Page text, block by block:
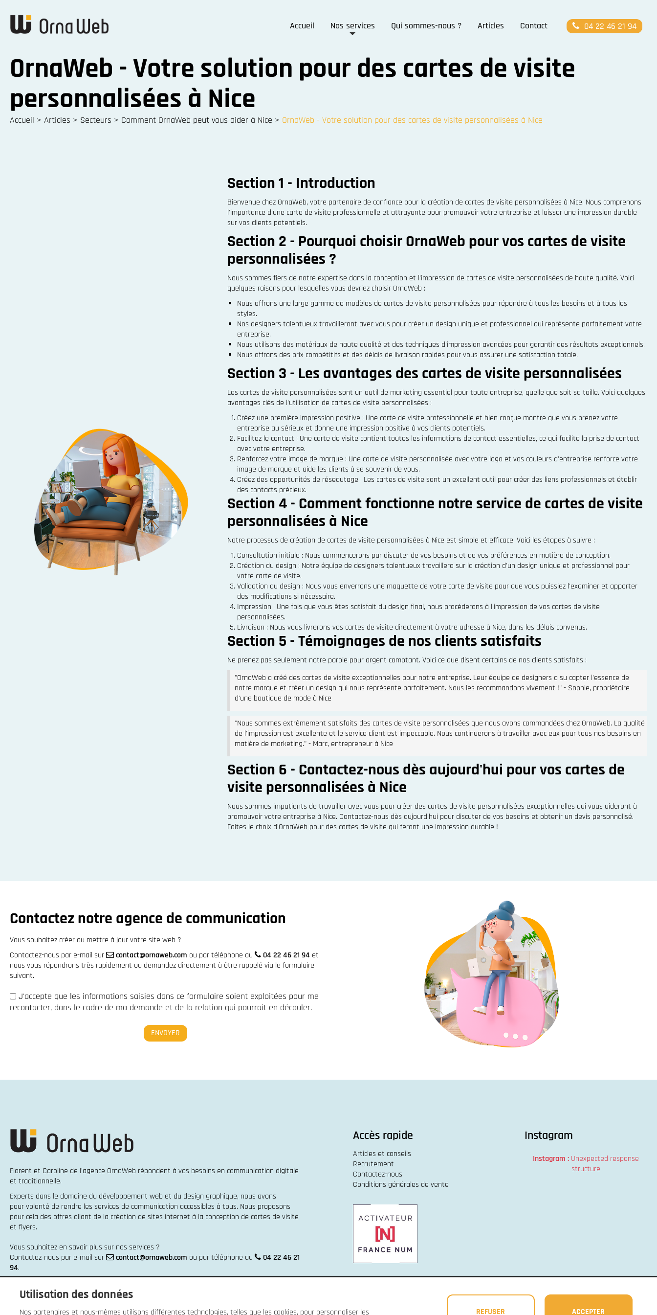
Accueil Nos services Qui sommes-nous ? Articles Contact 04 22 46 21 94
OrnaWeb - Votre solution pour des cartes de visite
personnalisées à Nice
Accueil > Articles > Secteurs > Comment OrnaWeb peut vous aider à Nice > OrnaWeb - Votre solution pour des cartes de visite personnalisées à Nice
Section 1 - Introduction
Bienvenue chez OrnaWeb, votre partenaire de confiance pour la création de cartes de visite personnalisées à Nice. Nous comprenons
l'importance d'une carte de visite professionnelle et attrayante pour promouvoir votre entreprise et laisser une impression durable
sur vos clients potentiels.
Section 2 - Pourquoi choisir OrnaWeb pour vos cartes de visite
personnalisées ?
Nous sommes fiers de notre expertise dans la conception et l'impression de cartes de visite personnalisées de haute qualité. Voici
quelques raisons pour lesquelles vous devriez choisir OrnaWeb :
Nous offrons une large gamme de modèles de cartes de visite personnalisées pour répondre à tous les besoins et à tous les
styles.
Nos designers talentueux travailleront avec vous pour créer un design unique et professionnel qui représente parfaitement votre
entreprise.
Nous utilisons des matériaux de haute qualité et des techniques d'impression avancées pour garantir des résultats exceptionnels.
Nous offrons des prix compétitifs et des délais de livraison rapides pour vous assurer une satisfaction totale.
Section 3 - Les avantages des cartes de visite personnalisées
Les cartes de visite personnalisées sont un outil de marketing essentiel pour toute entreprise, quelle que soit sa taille. Voici quelques
avantages clés de l'utilisation de cartes de visite personnalisées :
Créez une première impression positive : Une carte de visite professionnelle et bien conçue montre que vous prenez votre
entreprise au sérieux et donne une impression positive à vos clients potentiels.
Facilitez le contact : Une carte de visite contient toutes les informations de contact essentielles, ce qui facilite la prise de contact
avec votre entreprise.
Renforcez votre image de marque : Une carte de visite personnalisée avec votre logo et vos couleurs d'entreprise renforce votre
image de marque et aide les clients à se souvenir de vous.
Créez des opportunités de réseautage : Les cartes de visite sont un excellent outil pour créer des liens professionnels et établir
des contacts précieux.
Section 4 - Comment fonctionne notre service de cartes de visite
personnalisées à Nice
Notre processus de création de cartes de visite personnalisées à Nice est simple et efficace. Voici les étapes à suivre :
Consultation initiale : Nous commencerons par discuter de vos besoins et de vos préférences en matière de conception.
Création du design : Notre équipe de designers talentueux travaillera sur la création d'un design unique et professionnel pour
votre carte de visite.
Validation du design : Nous vous enverrons une maquette de votre carte de visite pour que vous puissiez l'examiner et apporter
des modifications si nécessaire.
Impression : Une fois que vous êtes satisfait du design final, nous procéderons à l'impression de vos cartes de visite
personnalisées.
Livraison : Nous vous livrerons vos cartes de visite directement à votre adresse à Nice, dans les délais convenus.
Section 5 - Témoignages de nos clients satisfaits
Ne prenez pas seulement notre parole pour argent comptant. Voici ce que disent certains de nos clients satisfaits :
"OrnaWeb a créé des cartes de visite exceptionnelles pour notre entreprise. Leur équipe de designers a su capter l'essence de
notre marque et créer un design qui nous représente parfaitement. Nous les recommandons vivement !" - Sophie, propriétaire
d'une boutique de mode à Nice
"Nous sommes extrêmement satisfaits des cartes de visite personnalisées que nous avons commandées chez OrnaWeb. La qualité
de l'impression est excellente et le service client est impeccable. Nous continuerons à travailler avec eux pour tous nos besoins en
matière de marketing." - Marc, entrepreneur à Nice
Section 6 - Contactez-nous dès aujourd'hui pour vos cartes de
visite personnalisées à Nice
Nous sommes impatients de travailler avec vous pour créer des cartes de visite personnalisées exceptionnelles qui vous aideront à
promouvoir votre entreprise à Nice. Contactez-nous dès aujourd'hui pour discuter de vos besoins et obtenir un devis personnalisé.
Faites le choix d'OrnaWeb pour des cartes de visite qui feront une impression durable !
Contactez notre agence de communication
Vous souhaitez créer ou mettre à jour votre site web ?
Contactez-nous par e-mail sur
contact@ornaweb.com ou par téléphone au 04 22 46 21 94 et
nous vous répondrons très rapidement ou demandez directement à être rappelé via le formulaire
suivant.
J'accepte que les informations saisies dans ce formulaire soient exploitées pour me
recontacter, dans le cadre de ma demande et de la relation qui pourrait en découler.
Florent et Caroline de l'agence OrnaWeb répondent à vos besoins en communication digitale
et traditionnelle.
Experts dans le domaine du développement web et du design graphique, nous avons
pour volonté de rendre les services de communication accessibles à tous. Nous proposons
pour cela des offres allant de la création de sites internet à la conception de cartes de visite
et flyers.
Vous souhaitez en savoir plus sur nos services ?
Contactez-nous par e-mail sur
contact@ornaweb.com ou par téléphone au
04 22 46 21
94.
Accès rapide
Articles et conseils
Recrutement
Contactez-nous
Conditions générales de vente
Instagram
Instagram : Unexpected response
structure
Utilisation des données
Nos partenaires et nous-mêmes utilisons différentes technologies, telles que les cookies, pour personnaliser les REFUSER ACCEPTER